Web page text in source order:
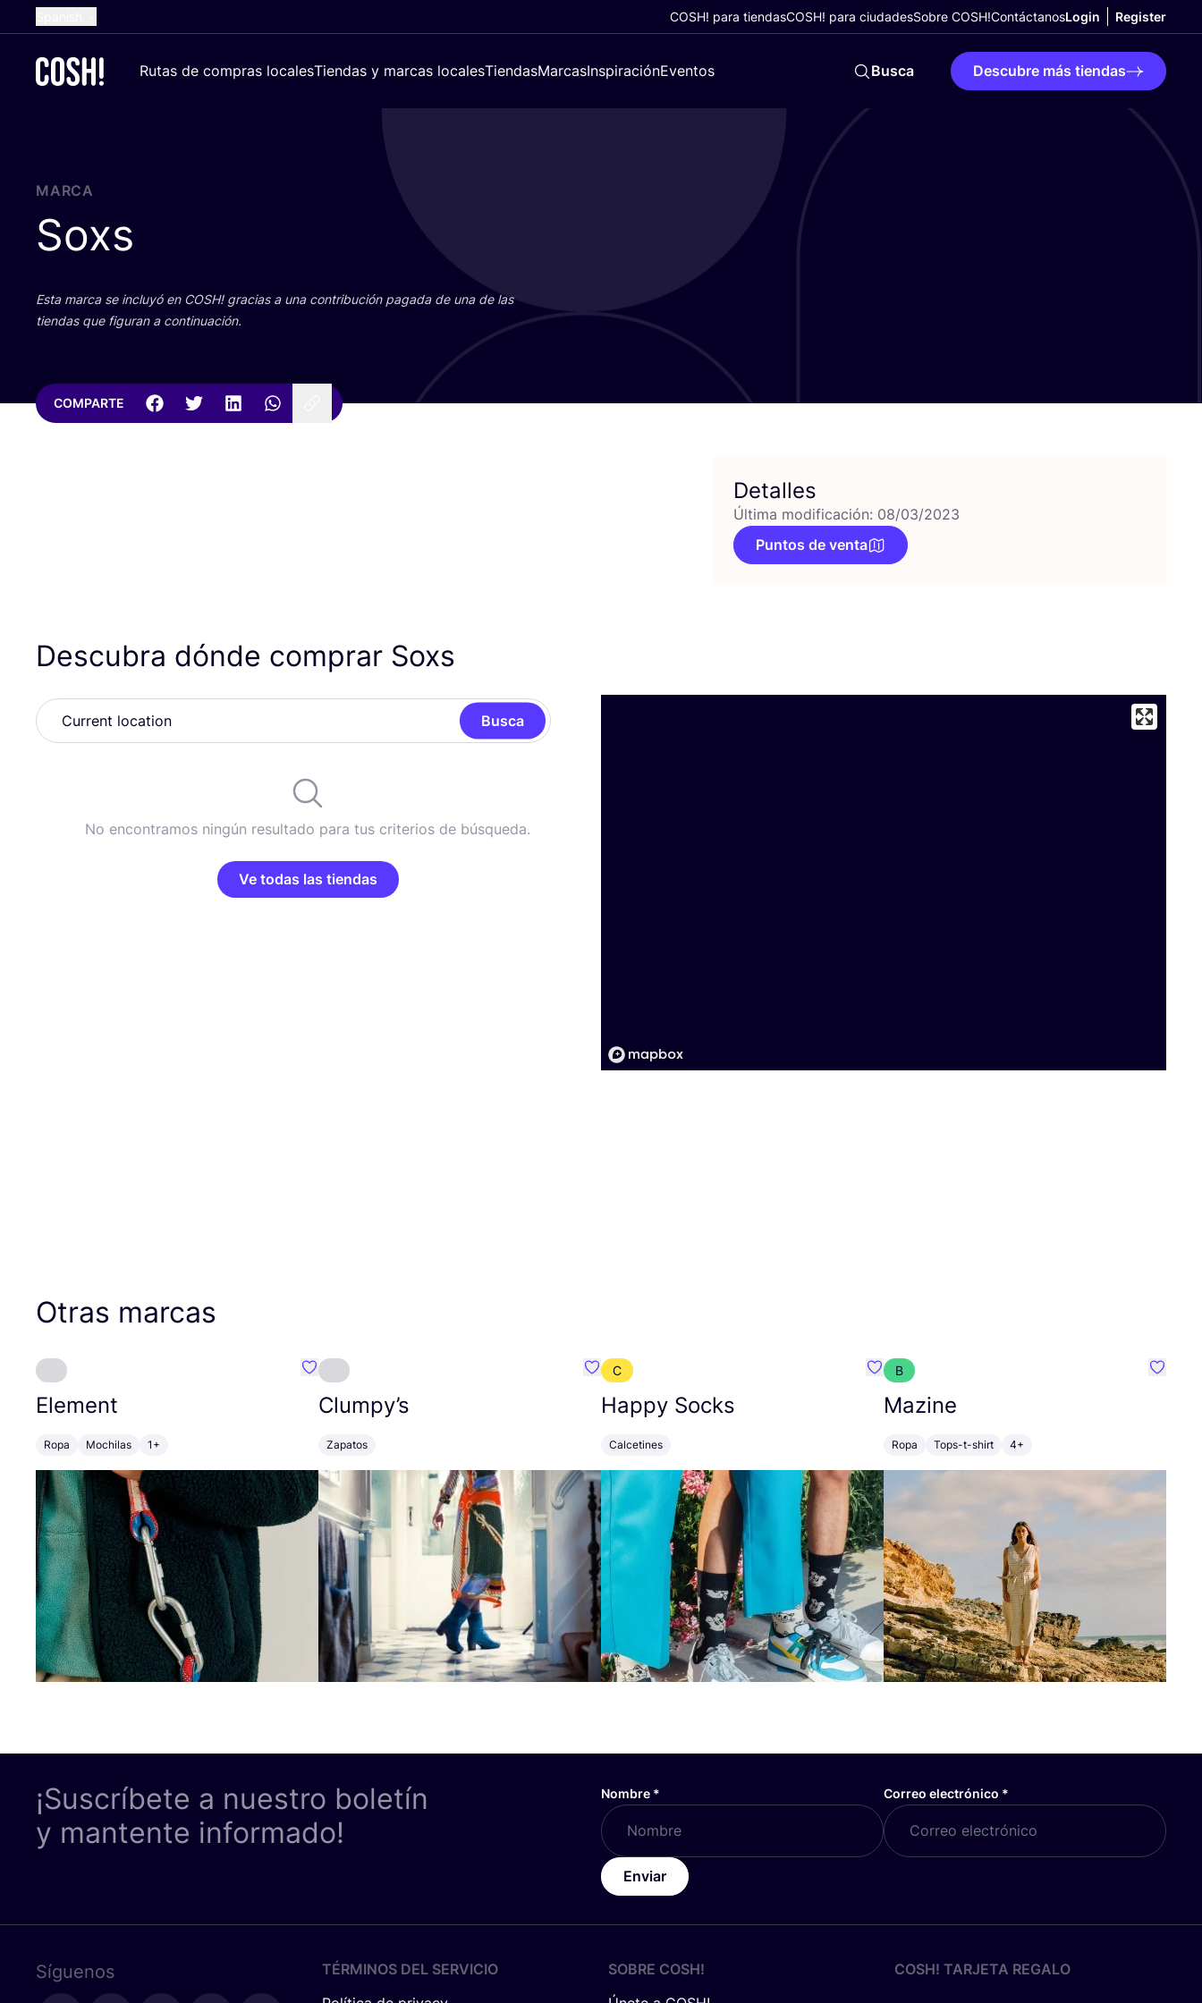
Dutch
Croatian
COSH! para tiendasCOSH! para ciudadesSobre COSH!ContáctanosLogin Register
Rutas de compras localesTiendas y marcas localesTiendasMarcasInspiraciónEventos Busca Descubre más tiendas
MARCA
Soxs
Esta mar­ca se inclu­yó en COSH! gra­cias a una con­tri­bu­ción paga­da de una de las
tien­das que figu­ran a continuación.
COMPARTE
Detalles
Última modificación: 08/03/2023
Puntos de venta
Descubra dónde comprar Soxs
Busca
No encontramos ningún resultado para tus criterios de búsqueda.
Ve todas las tiendas
Otras marcas
Element
Ropa Mochilas 1+
Favoritos {nombre}
Clumpy’s
Zapatos
Favoritos {nombre}
C
Happy Socks
Calcetines
Favoritos {nombre}
B
Mazine
Ropa Tops-t-shirt 4+
¡Suscríbete a nuestro boletín
y mantente informado!
Nombre * Correo electrónico *
Enviar
Síguenos
TÉRMINOS DEL SERVICIO
SOBRE COSH!
COSH! TARJETA REGALO